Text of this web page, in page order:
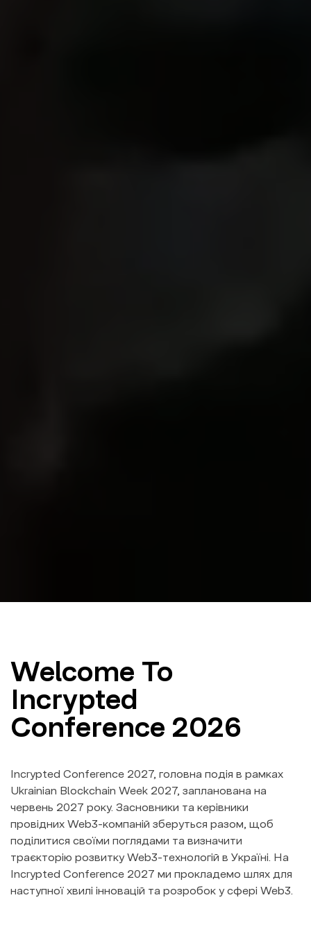
Welcome To
Incrypted
Conference 2026
Incrypted Conference 2027, головна подія в рамках
Ukrainian Blockchain Week 2027, запланована на
червень 2027 року. Засновники та керівники
провідних Web3-компаній зберуться разом, щоб
поділитися своїми поглядами та визначити
траєкторію розвитку Web3-технологій в Україні. На
Incrypted Conference 2027 ми прокладемо шлях для
наступної хвилі інновацій та розробок у сфері Web3.